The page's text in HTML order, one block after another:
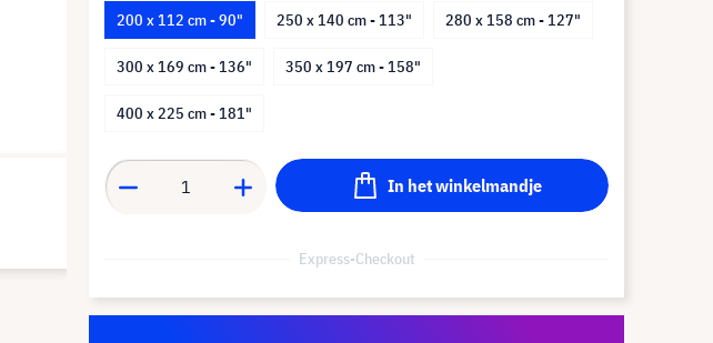
200 x 112 cm - 90"
250 x 140 cm - 113" 280 x 158 cm - 127"
300 x 169 cm - 136" 350 x 197 cm - 158"
400 x 225 cm - 181"
In het winkelmandje
Express-Checkout